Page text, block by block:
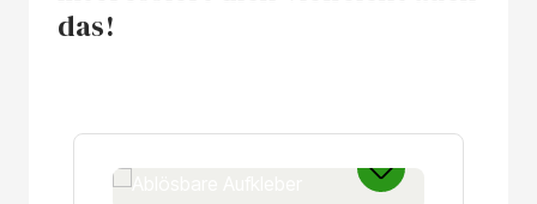
das!